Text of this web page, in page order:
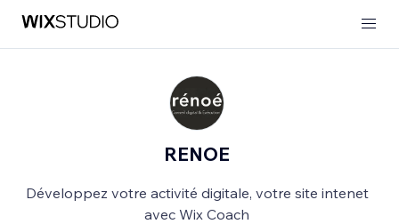
RENOE
Développez votre activité digitale, votre site intenet
avec Wix Coach